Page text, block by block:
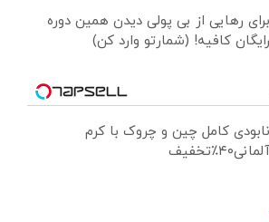
برای رهایی از بی پولی دیدن همین دوره
رایگان کافیه! (شمارتو وارد کن)
نابودی کامل چین و چروک با کرم
آلمانی۴۰٪تخفیف